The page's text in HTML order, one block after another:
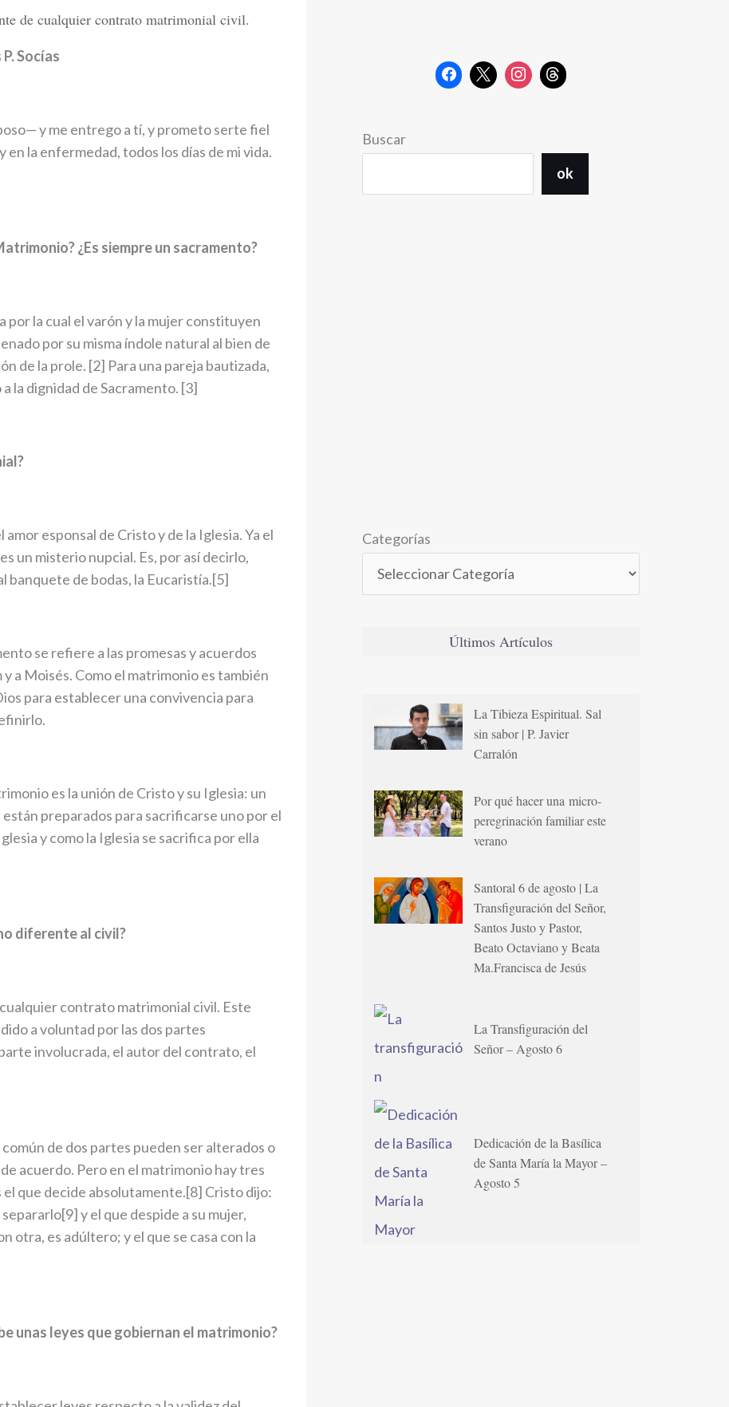
de cualquier contrato matrimonial civil.
Socías
y me entrego a tí, y prometo serte fiel
en la enfermedad, todos los días de mi vida.
¿Es siempre un sacramento?
por la cual el varón y la mujer constituyen
por su misma índole natural al bien de
de la prole. [2] Para una pareja bautizada,
la dignidad de Sacramento. [3]
esponsal de Cristo y de la Iglesia. Ya el
un misterio nupcial. Es, por así decirlo,
banquete de bodas, la Eucaristía.[5]
se refiere a las promesas y acuerdos
a Moisés. Como el matrimonio es también
para establecer una convivencia para
es la unión de Cristo y su Iglesia: un
preparados para sacrificarse uno por el
y como la Iglesia se sacrifica por ella
diferente al civil?
contrato matrimonial civil. Este
a voluntad por las dos partes
involucrada, el autor del contrato, el
de dos partes pueden ser alterados o
acuerdo. Pero en el matrimonio hay tres
que decide absolutamente.[8] Cristo dijo:
y el que despide a su mujer,
otra, es adúltero; y el que se casa con la
unas leyes que gobiernan el matrimonio?
Buscar
ok
Categorías
Últimos Artículos
La Tibieza Espiritual. Sal
sin sabor | P. Javier
Carralón
Por qué hacer una micro-
peregrinación familiar este
verano
Santoral 6 de agosto | La
Transfiguración del Señor,
Santos Justo y Pastor,
Beato Octaviano y Beata
Ma.Francisca de Jesús
La Transfiguración del
Señor – Agosto 6
Dedicación de la Basílica
de Santa María la Mayor –
Agosto 5